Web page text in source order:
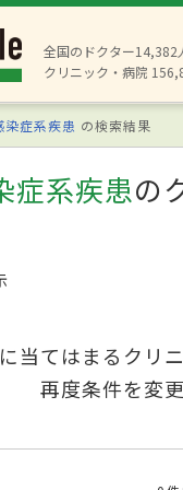
全国のドクター14,382
クリニック・病院
染症系疾患 の検索結果
症系疾患の
当てはまるクリ
再度条件を変